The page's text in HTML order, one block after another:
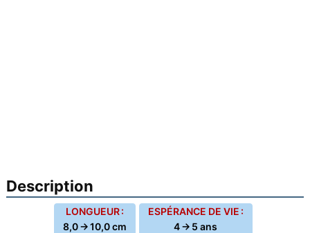
Description
LONGUEUR :
8,0 → 10,0 cm
ESPÉRANCE DE VIE :
4 → 5 ans